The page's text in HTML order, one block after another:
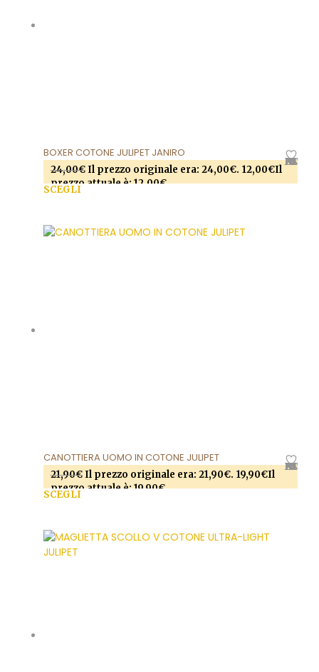
AGGIUNGI ALLA LISTA DEI DESIDERI
BOXER COTONE JULIPET JANIRO
24,00€ Il prezzo originale era: 24,00€. 12,00€Il
prezzo attuale è: 12,00€.
SCEGLI
possono essere scelte nella pagina del prodotto
AGGIUNGI ALLA LISTA DEI DESIDERI
CANOTTIERA UOMO IN COTONE JULIPET
21,90€ Il prezzo originale era: 21,90€. 19,90€Il
prezzo attuale è: 19,90€.
SCEGLI
possono essere scelte nella pagina del prodotto